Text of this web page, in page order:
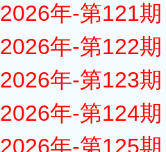
2026年-第121
2026年-第122
2026年-第123
2026年-第124
2026年-第125